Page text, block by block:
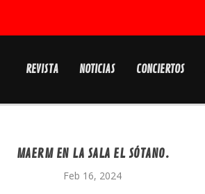
REVISTA NOTICIAS CONCIERTOS
MAERM EN LA SALA EL SÓTANO.
Feb 16, 2024